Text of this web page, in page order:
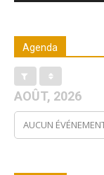
Agenda
AOÛT, 2026
AUCUN